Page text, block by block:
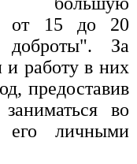
от 15 до 20
доброты". За
и работу в них
предоставив
во
его личными